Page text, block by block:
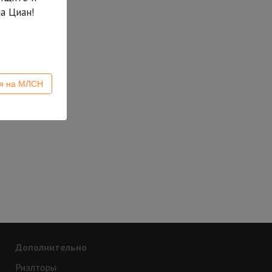
Дополнительно
Риэлторы
Циан!
на МЛСН